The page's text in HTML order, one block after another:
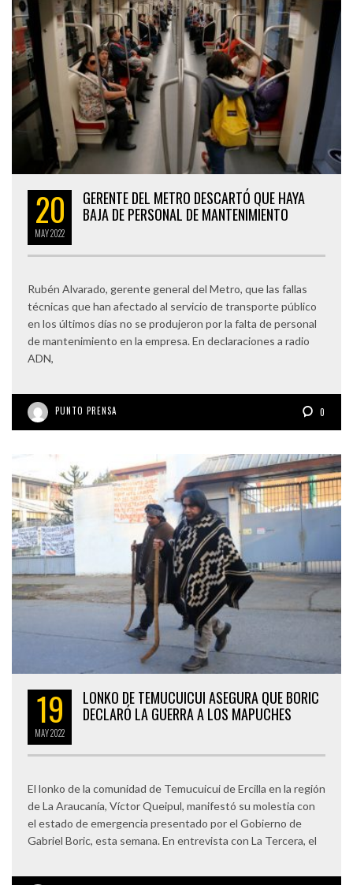
20
MAY2022
GERENTE DEL METRO DESCARTÓ QUE HAYA
BAJA DE PERSONAL DE MANTENIMIENTO
Rubén Alvarado, gerente general del Metro, que las fallas
técnicas que han afectado al servicio de transporte público
en los últimos días no se produjeron por la falta de personal
de mantenimiento en la empresa. En declaraciones a radio
ADN,
PUNTO PRENSA 0
19
MAY2022
LONKO DE TEMUCUICUI ASEGURA QUE BORIC
DECLARÓ LA GUERRA A LOS MAPUCHES
El lonko de la comunidad de Temucuicui de Ercilla en la región
de La Araucanía, Víctor Queipul, manifestó su molestia con
el estado de emergencia presentado por el Gobierno de
Gabriel Boric, esta semana. En entrevista con La Tercera, el